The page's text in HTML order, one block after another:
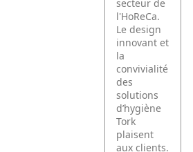
secteur de
l'HoReCa.
Le design
innovant et
la
convivialité
des
solutions
d’hygiène
Tork
plaisent
aux clients.